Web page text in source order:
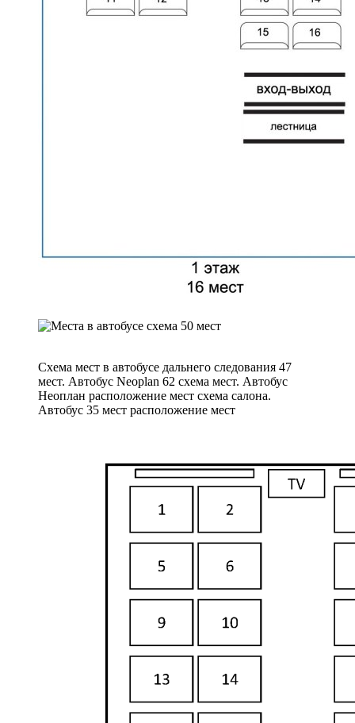
Схема мест в автобусе дальнего следования 47
мест. Автобус Neoplan 62 схема мест. Автобус
Неоплан расположение мест схема салона.
Автобус 35 мест расположение мест